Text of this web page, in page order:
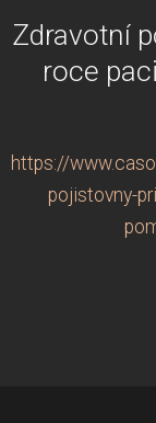
Zdravotní
roce
https://
pojistovny-